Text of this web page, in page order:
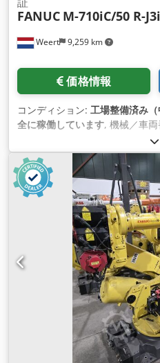
Weert 9,259 km
FANUC M-710iC/50 R-
価格情報
コンディション: 工場整備済み（
全に稼働しています, 機械／車
, ア
ローラーメーカー:Fanuc, コン
チペンダントメーカー:Fanuc ,
ル,